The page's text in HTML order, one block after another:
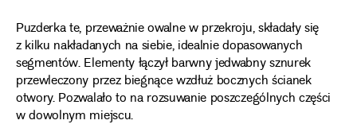
Puzderka te, przeważnie owalne w przekroju, składały się
z kilku nakładanych na siebie, idealnie dopasowanych
segmentów. Elementy łączył barwny jedwabny sznurek
przewleczony przez biegnące wzdłuż bocznych ścianek
otwory. Pozwalało to na rozsuwanie poszczególnych części
w dowolnym miejscu.